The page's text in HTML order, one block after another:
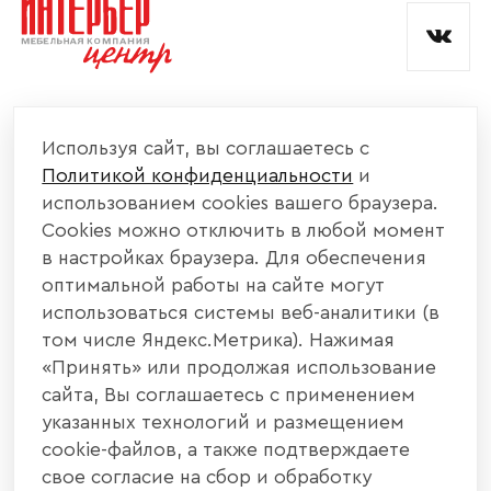
КАТАЛОГ МЕБЕЛИ
ИНФОРМАЦИЯ
НАШИ КОНТАКТЫ
+7 800 700 20 58
440004, г. Пенза, ул. Рябова, д. 31
Используя сайт, вы соглашаетесь с
Политикой конфиденциальности и
использованием cookies вашего браузера.
Cookies можно отключить в любой момент
в настройках браузера. Для обеспечения
оптимальной работы на сайте могут
использоваться системы веб-аналитики (в
том числе Яндекс.Метрика). Нажимая
«Принять» или продолжая использование
сайта, Вы соглашаетесь с применением
указанных технологий и размещением
cookie-файлов, а также подтверждаете
свое согласие на сбор и обработку